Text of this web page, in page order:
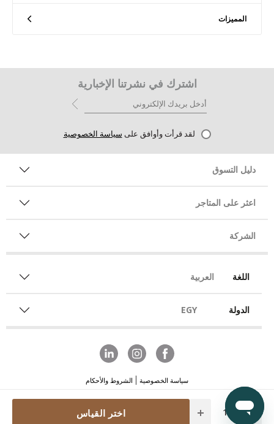
Quantity
اختر القياس
المميزات
اشترك في نشرتنا الإخبارية
لقد قرأت وأوافق على سياسة الخصوصية
دليل التسوق
اعثر على المتاجر
الشركة
اللغة العربية
الدولة EGY
سياسة الخصوصية الشروط والأحكام